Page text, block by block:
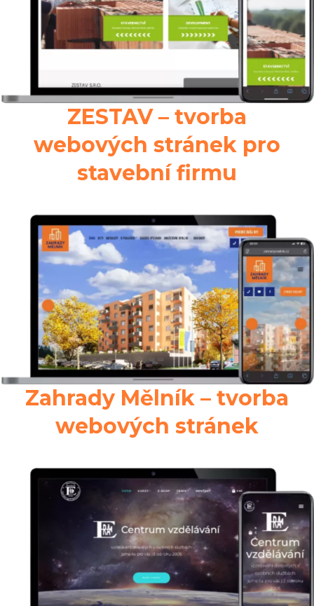
ZESTAV – tvorba
webových stránek pro
stavební firmu
Zahrady Mělník – tvorba
webových stránek